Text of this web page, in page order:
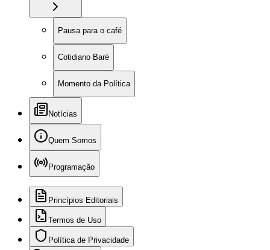
Pausa para o café
Cotidiano Baré
Momento da Política
Notícias
Quem Somos
Programação
Princípios Editoriais
Termos de Uso
Política de Privacidade